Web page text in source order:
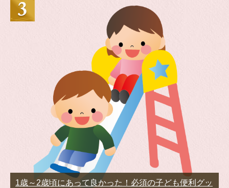
1歳～2歳頃にあって良かった！必須の子ども便利グッ